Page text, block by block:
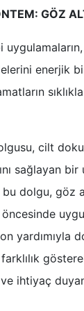
GÖZ
enerjik
sıklıkla
cilt
sağlayan
dolgu, göz
yardımıyla
farklılık
ve ihtiyaç